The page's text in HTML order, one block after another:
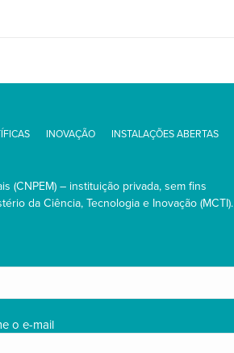
INOVAÇÃO INSTALAÇÕES ABERTAS
(CNPEM) – instituição privada, sem fins
da Ciência, Tecnologia e Inovação (MCTI).
o e-mail